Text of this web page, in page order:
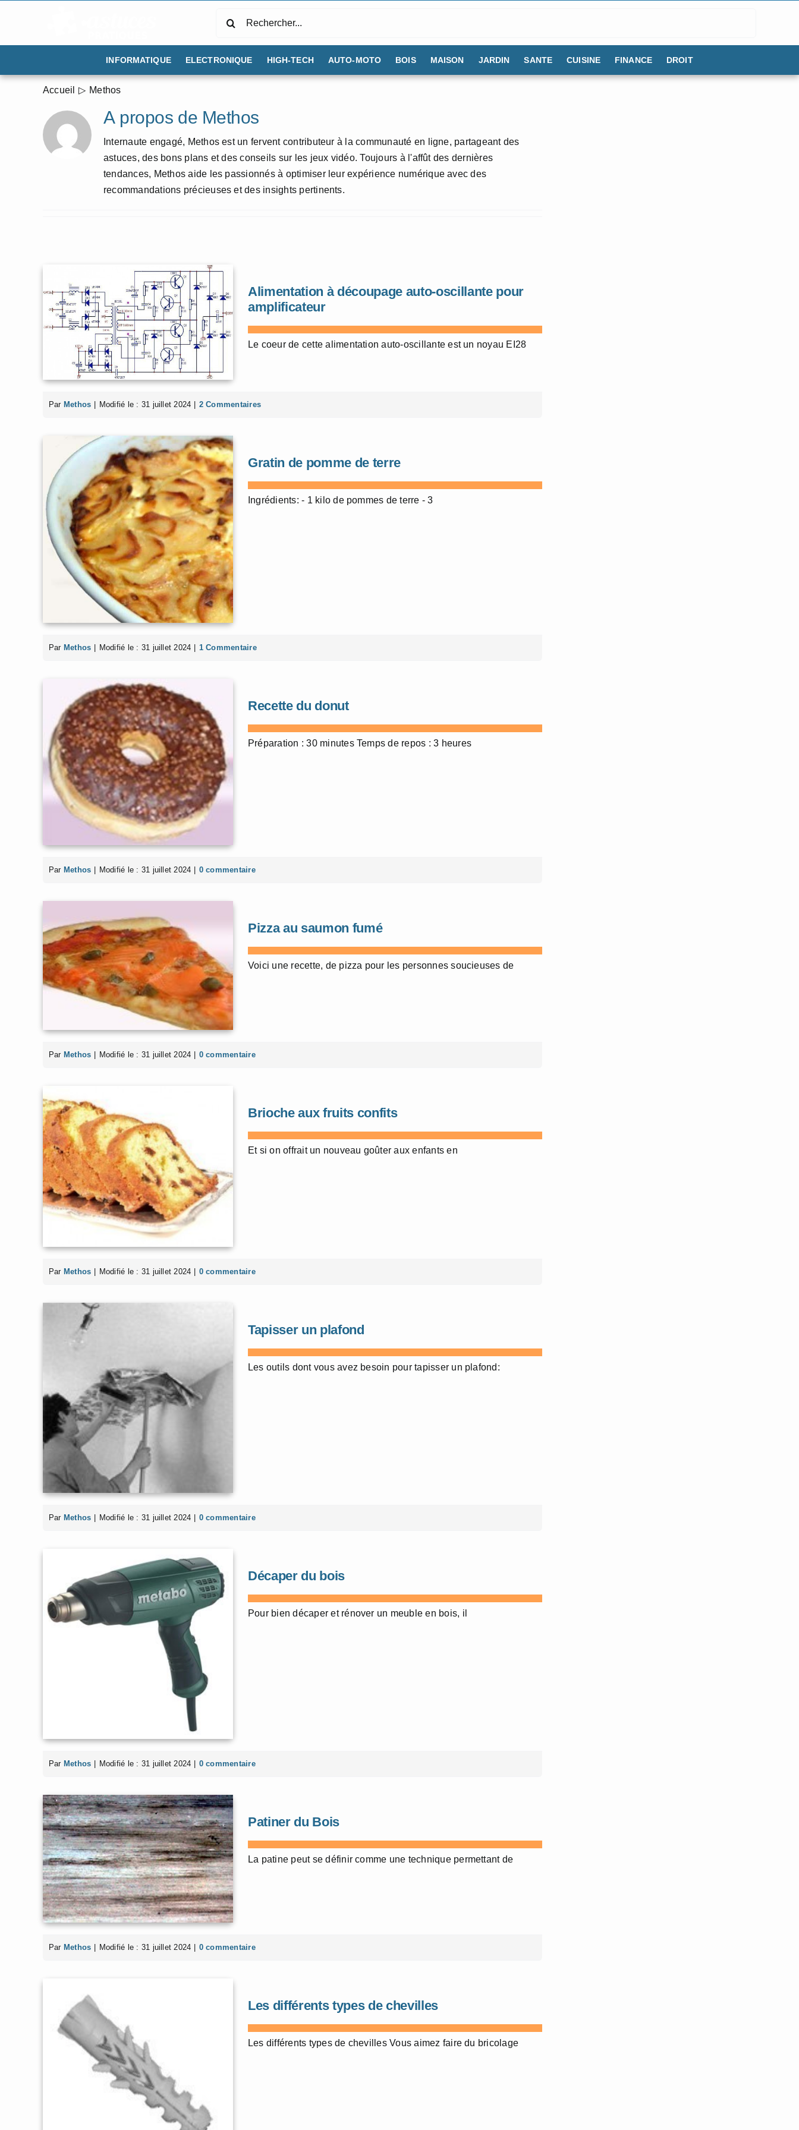
INFORMATIQUE ELECTRONIQUE HIGH-TECH AUTO-MOTO BOIS MAISON JARDIN SANTE CUISINE FINANCE DROIT
Accueil Methos
À propos de Methos
Internaute engagé, Methos est un fervent contributeur à la communauté en ligne, partageant des
astuces, des bons plans et des conseils sur les jeux vidéo. Toujours à l'affût des dernières
tendances, Methos aide les passionnés à optimiser leur expérience numérique avec des
recommandations précieuses et des insights pertinents.
Alimentation à découpage auto-oscillante pour
amplificateur
Le coeur de cette alimentation auto-oscillante est un noyau EI28
Par Methos Modifié le : 31 juillet 2024 2 Commentaires
Gratin de pomme de terre
Ingrédients: - 1 kilo de pommes de terre - 3
Par Methos | Modifié le : 31 juillet 2024 | 1 Commentaire
Recette du donut
Préparation : 30 minutes Temps de repos : 3 heures
Par Methos Modifié le : 31 juillet 2024 0 commentaire
Pizza au saumon fumé
Voici une recette, de pizza pour les personnes soucieuses de
Par Methos | Modifié le : 31 juillet 2024 | 0 commentaire
Brioche aux fruits confits
Et si on offrait un nouveau goûter aux enfants en
Par Methos Modifié le : 31 juillet 2024 0 commentaire
Tapisser un plafond
Les outils dont vous avez besoin pour tapisser un plafond:
Par Methos Modifié le : 31 juillet 2024 0 commentaire
Décaper du bois
Pour bien décaper et rénover un meuble en bois, il
Par Methos Modifié le : 31 juillet 2024 0 commentaire
Patiner du Bois
La patine peut se définir comme une technique permettant de
Par Methos Modifié le : 31 juillet 2024 0 commentaire
Les différents types de chevilles
Les différents types de chevilles Vous aimez faire du bricolage